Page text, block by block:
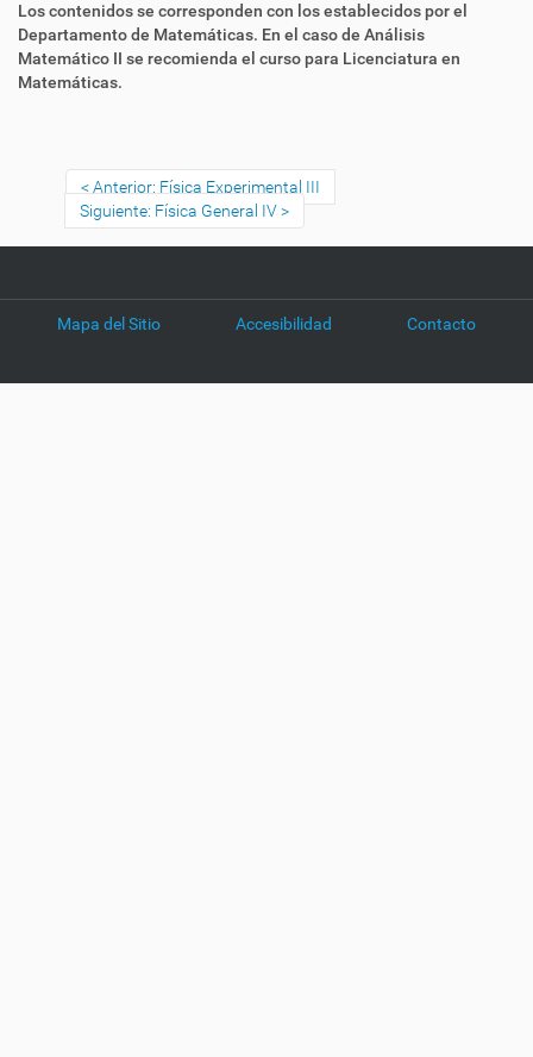
Los contenidos se corresponden con los establecidos por el
Departamento de Matemáticas. En el caso de Análisis
Matemático II se recomienda el curso para Licenciatura en
Matemáticas.
Anterior: Física Experimental III
Siguiente: Física General IV
Mapa del Sitio Accesibilidad Contacto